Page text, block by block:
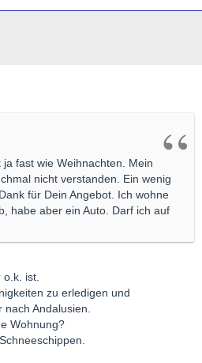
fast wie Weihnachten. Mein
nicht verstanden. Ein wenig
für Dein Angebot. Ich wohne
habe aber ein Auto. Darf ich auf
ist.
zu erledigen und
Andalusien.
Wohnung?